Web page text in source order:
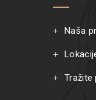
Naša
Tražite